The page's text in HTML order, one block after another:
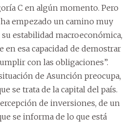
C en algún momento. Pero
empezado un camino muy
estabilidad macroeconómica,
esa capacidad de demostrar
con las obligaciones”.
de Asunción preocupa,
se trata de la capital del país.
de inversiones, de un
se informa de lo que está